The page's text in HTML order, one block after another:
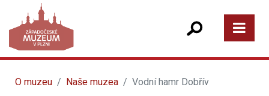
O muzeu Naše muzea Vodní hamr Dobřív